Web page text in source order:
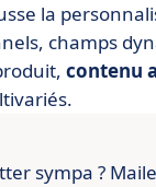
la
champs
contenu
sympa ?